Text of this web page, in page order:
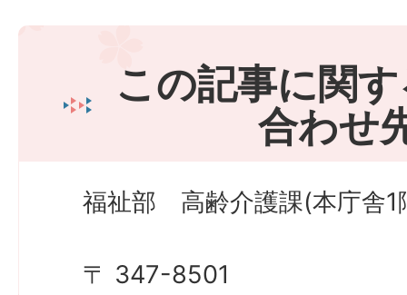
この記事に関
合わせ
福祉部 高齢介護課(本庁舎1
〒 347-8501